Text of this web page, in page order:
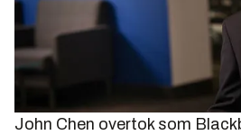
John Chen overtok som